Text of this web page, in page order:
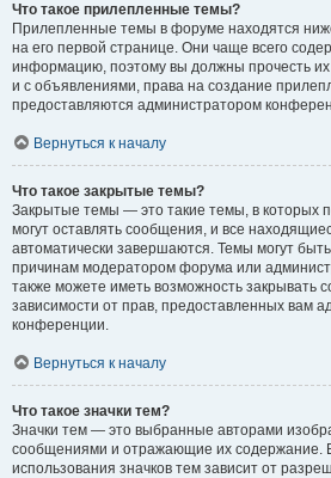
Что такое прилепленные темы?
Прилепленные темы в форуме находятся
на его первой странице. Они чаще всего
информацию, поэтому вы должны прочесть их
и с объявлениями, права на создание
предоставляются администратором
Вернуться к началу
Что такое закрытые темы?
Закрытые темы — это такие темы, в которых
могут оставлять сообщения, и все
автоматически завершаются. Темы могут
причинам модератором форума или
также можете иметь возможность закрывать
зависимости от прав, предоставленных вам
конференции.
Вернуться к началу
Что такое значки тем?
Значки тем — это выбранные авторами
сообщениями и отражающие их содержание.
использования значков тем зависит от